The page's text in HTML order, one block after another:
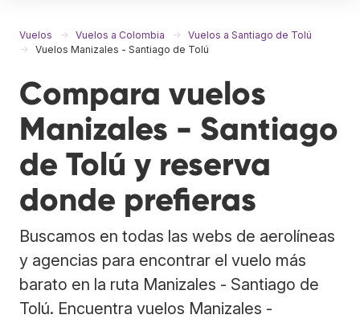
Vuelos Vuelos a Colombia
Vuelos a Santiago de Tolú
Vuelos Manizales - Santiago de Tolú
Compara vuelos
Manizales - Santiago
de Tolú y reserva
donde prefieras
Buscamos en todas las webs de aerolíneas
y agencias para encontrar el vuelo más
barato en la ruta Manizales - Santiago de
Tolú. Encuentra vuelos Manizales -